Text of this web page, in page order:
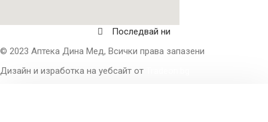
Последвай ни
© 2023 Аптека Дина Мед, Всички права запазени
Дизайн и изработка на уебсайт от